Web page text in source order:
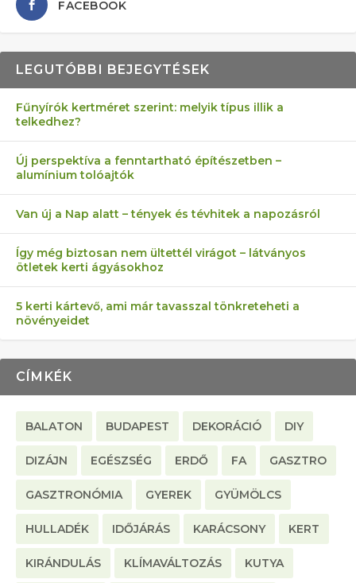
AZ ÖNELLÁTÁS 13 PONTJA
KEZDŐKNEK
6 LEGJOBB NÖVÉNY SZOMSZÉD
ELLEN
MÁRPEDIG A TŰZIJÁTÉK NEM MENŐ!
FÉLREÉRTETT KERTÉSZKEDÉS:
TÉRKŐ ÉS MURVA
AKI ELDOBÁLJA A CIGICSIKKEKET,
AZ EGY KÖ…
FACEBOOK
LEGUTÓBBI BEJEGYTÉSEK
Fűnyírók kertméret szerint: melyik típus illik a
telkedhez?
Új perspektíva a fenntartható építészetben –
alumínium tolóajtók
Van új a Nap alatt – tények és tévhitek a napozásról
Így még biztosan nem ültettél virágot – látványos
ötletek kerti ágyásokhoz
5 kerti kártevő, ami már tavasszal tönkreteheti a
növényeidet
CÍMKÉK
BALATON BUDAPEST DEKORÁCIÓ DIY
DIZÁJN EGÉSZSÉG ERDŐ FA GASZTRO
GASZTRONÓMIA GYEREK GYÜMÖLCS
HULLADÉK IDŐJÁRÁS KARÁCSONY KERT
KIRÁNDULÁS KLÍMAVÁLTOZÁS KUTYA